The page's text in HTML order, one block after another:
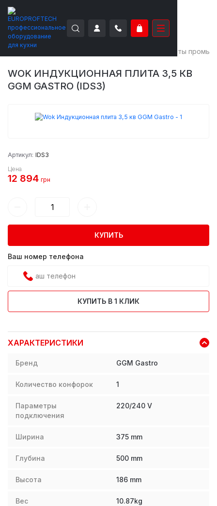
EUROPROFTECH Плиты
WOK ИНДУКЦИОННАЯ ПЛИТА 3,5 КВ
GGM GASTRO (IDS3)
Артикул: IDS3
Цена
12 894 грн
КУПИТЬ
Ваш номер телефона
КУПИТЬ В 1 КЛИК
ХАРАКТЕРИСТИКИ
Бренд GGM Gastro
Количество конфорок 1
Параметры
подключения
220/240 V
Ширина 375 mm
Глубина 500 mm
Высота 186 mm
Вес 10.87kg